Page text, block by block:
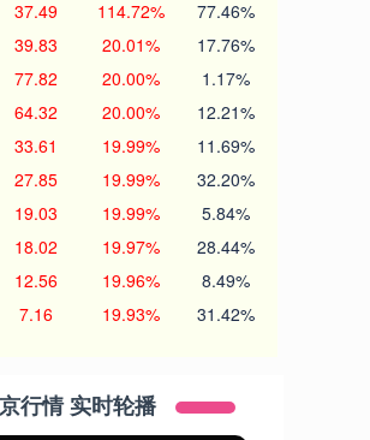
37.49 114.72% 77.46%
39.83 20.01% 17.76%
77.82 20.00% 1.17%
64.32 20.00% 12.21%
33.61 19.99% 11.69%
27.85 19.99% 32.20%
19.03 19.99% 5.84%
18.02 19.97% 28.44%
12.56 19.96% 8.49%
7.16 19.93% 31.42%
行情 实时轮播